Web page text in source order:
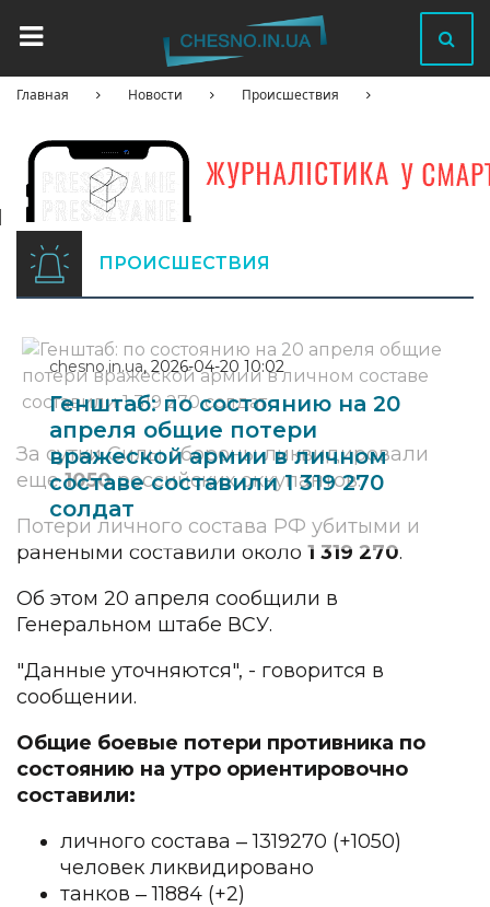
Главная Новости Происшествия
ПРОИСШЕСТВИЯ
chesno.in.ua, 2026-04-20 10:02
Генштаб: по состоянию на 20
апреля общие потери
вражеской армии в личном
составе составили 1 319 270
солдат
За сутки Силы обороны ликвидировали
еще1050российских оккупантов.
Потери личного состава РФ убитыми и
ранеными составили около 1 319 270.
Об этом 20 апреля сообщили в
Генеральном штабе ВСУ.
"Данные уточняются", - говорится в
сообщении.
Общие боевые потери противника по
состоянию на утро ориентировочно
составили:
личного состава ‒ 1319270 (+1050)
человек ликвидировано
танков ‒ 11884 (+2)